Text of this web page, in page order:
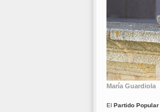
María Guardiola
El Partido Popular